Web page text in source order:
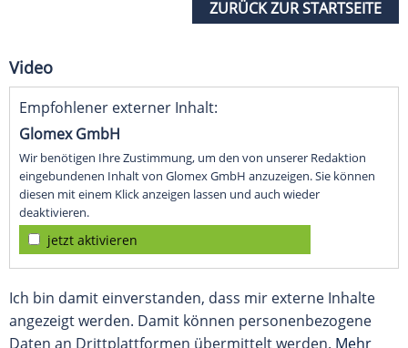
ZURÜCK ZUR STARTSEITE
Video
Empfohlener externer Inhalt:
Glomex GmbH
Wir benötigen Ihre Zustimmung, um den von unserer Redaktion
eingebundenen Inhalt von Glomex GmbH anzuzeigen. Sie können
diesen mit einem Klick anzeigen lassen und auch wieder
deaktivieren.
jetzt aktivieren
Ich bin damit einverstanden, dass mir externe Inhalte
angezeigt werden. Damit können personenbezogene
Daten an Drittplattformen übermittelt werden. Mehr